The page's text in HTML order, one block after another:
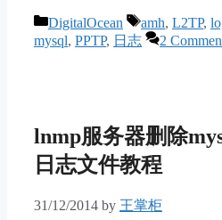
Categories
DigitalOcean Tags
amh, L2TP,
mysql, PPTP, 日志 2
lnmp服务器删除
日志文件教程
31/12/2014 by 王掌柜